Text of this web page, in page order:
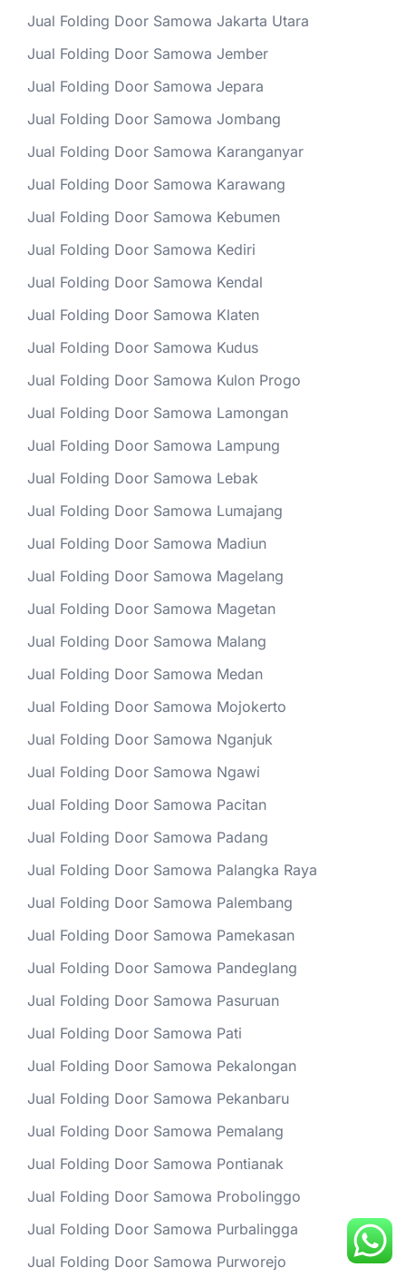
Jual Folding Door Samowa Jakarta Utara
Jual Folding Door Samowa Jember
Jual Folding Door Samowa Jepara
Jual Folding Door Samowa Jombang
Jual Folding Door Samowa Karanganyar
Jual Folding Door Samowa Karawang
Jual Folding Door Samowa Kebumen
Jual Folding Door Samowa Kediri
Jual Folding Door Samowa Kendal
Jual Folding Door Samowa Klaten
Jual Folding Door Samowa Kudus
Jual Folding Door Samowa Kulon Progo
Jual Folding Door Samowa Lamongan
Jual Folding Door Samowa Lampung
Jual Folding Door Samowa Lebak
Jual Folding Door Samowa Lumajang
Jual Folding Door Samowa Madiun
Jual Folding Door Samowa Magelang
Jual Folding Door Samowa Magetan
Jual Folding Door Samowa Malang
Jual Folding Door Samowa Medan
Jual Folding Door Samowa Mojokerto
Jual Folding Door Samowa Nganjuk
Jual Folding Door Samowa Ngawi
Jual Folding Door Samowa Pacitan
Jual Folding Door Samowa Padang
Jual Folding Door Samowa Palangka Raya
Jual Folding Door Samowa Palembang
Jual Folding Door Samowa Pamekasan
Jual Folding Door Samowa Pandeglang
Jual Folding Door Samowa Pasuruan
Jual Folding Door Samowa Pati
Jual Folding Door Samowa Pekalongan
Jual Folding Door Samowa Pekanbaru
Jual Folding Door Samowa Pemalang
Jual Folding Door Samowa Pontianak
Jual Folding Door Samowa Probolinggo
Jual Folding Door Samowa Purbalingga
Jual Folding Door Samowa Purworejo